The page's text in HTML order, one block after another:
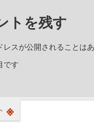
トを残す
レスが公開されることはあ
です
※